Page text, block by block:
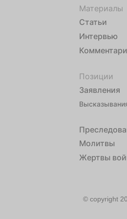
Материалы
Статьи
Интервью
Позиции
Заявления
Молитвы
Жертвы
© copyright